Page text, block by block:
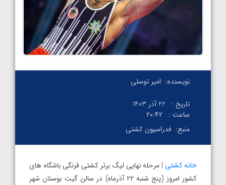
نویسنده: امیر توسلی
تاریخ :
22 آذر 1403
ساعت :
۲۰:۴۲
منبع: فدراسیون کشتی
خانه کشتی | مرحله نهایی لیگ برتر کشتی فرنگی باشگاه های
کشور امروز (پنج شنبه ۲۲ آذرماه) در سالن گیت بوستان شهر